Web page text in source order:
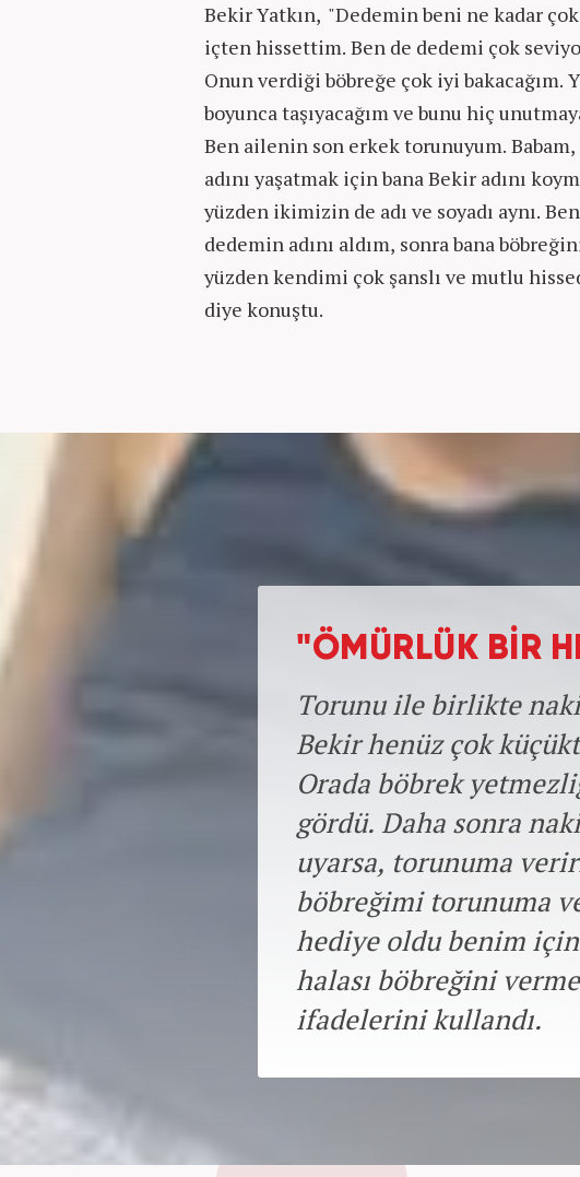
Bekir Yatkın, "Dedemin beni ne kadar
içten hissettim. Ben de dedemi çok
Onun verdiği böbreğe çok iyi bakacağım.
boyunca taşıyacağım ve bunu hiç
Ben ailenin son erkek torunuyum.
adını yaşatmak için bana Bekir adını
yüzden ikimizin de adı ve soyadı aynı.
dedemin adını aldım, sonra bana
yüzden kendimi çok şanslı ve mutlu
diye konuştu.
"ÖMÜRLÜK BİR
Torunu ile birlikte
Bekir henüz çok
Orada böbrek
gördü. Daha sonra
uyarsa, torunuma
böbreğimi torunuma
hediye oldu benim
halası böbreğini
ifadelerini kullandı.